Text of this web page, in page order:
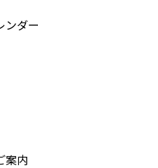
ダー
案内